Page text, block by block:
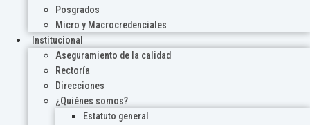
Posgrados
Micro y Macrocredenciales
Institucional
Aseguramiento de la calidad
Rectoría
Direcciones
¿Quiénes somos?
Estatuto general